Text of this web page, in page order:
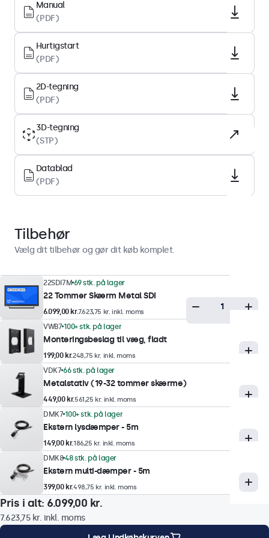
Højde-breddeforhold
16:9 (4:3 justerbar)
Native opløsning
1920 x 1080
Pixel pr. tomme
102 PPI
Paneltype
IPS-LCD
Baggrundsbelysning
Skærmoverflade
Anti-glare hård belægning (3H)
Landskab, portræt, face-up
Maksimal lysstyrke
350 nits (typisk)
Minimum lysstyrke
1 nit
Kontrast
3000:1
Betragtningsvinkel
178° Horisontal, 178° vertikal
Responstid
10 ms
Understøttede opløsninger
1920 x 1080 (max), 640 x 480 (min)
System
PAL/NTSC/SECAM
Manual
(PDF)
Hurtigstart
(PDF)
2D-tegning
(PDF)
3D-tegning
(STP)
Datablad
(PDF)
Tilbehør
Vælg dit tilbehør og gør dit køb komplet.
22SDI7M 69 stk. på lager
22 Tommer Skærm Metal SDI
6.099,00 kr.7.623,75 kr. inkl. moms
VWB7 100+ stk. på lager
Monteringsbeslag til væg, fladt
199,00 kr.248,75 kr. inkl. moms
VDK7 66 stk. på lager
Metalstativ (19-32 tommer skærme)
449,00 kr.561,25 kr. inkl. moms
DMK7 100+ stk. på lager
Ekstern lysdæmper - 5m
149,00 kr.186,25 kr. inkl. moms
DMK8 48 stk. på lager
Ekstern multi-dæmper - 5m
399,00 kr.498,75 kr. inkl. moms
Pris i alt: 6.099,00 kr.
7.623,75 kr. inkl. moms